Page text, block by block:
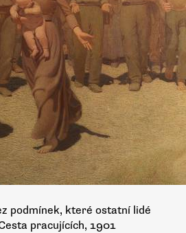
podmínek, které ostatní lidé
pracujících, 1901